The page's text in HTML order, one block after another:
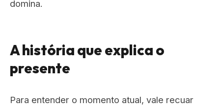
domina.
A história que explica o
presente
Para entender o momento atual, vale recuar